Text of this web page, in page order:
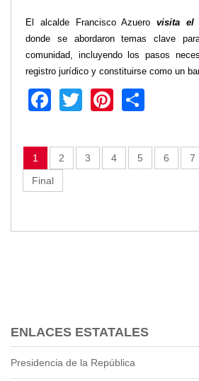
El alcalde Francisco Azuerovisita el
donde se abordaron temas clave
comunidad, incluyendo los pasos
registro jurídico y constituirse como un
Facebook
TwitterPinterest
1 2 3 4 5 6 7
Final
ENLACES ESTATALES
Presidencia de la República